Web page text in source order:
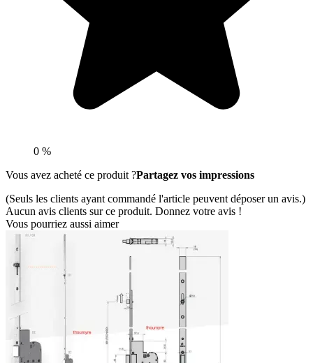
0 %
Vous avez acheté ce produit ?Partagez vos impressions
(Seuls les clients ayant commandé l'article peuvent déposer un avis.)
Aucun avis clients sur ce produit. Donnez votre avis !
Vous pourriez aussi aimer